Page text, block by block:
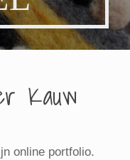
Kauw
online portfolio.